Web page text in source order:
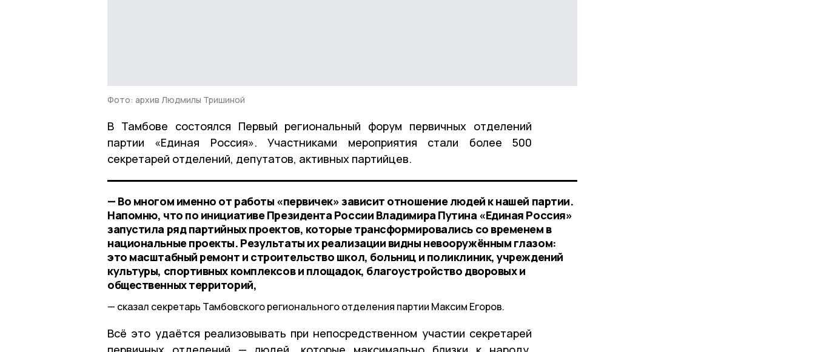
Фото: архив Людмилы Тришиной
В Тамбове состоялся Первый региональный форум первичных отделений
партии «Единая Россия». Участниками мероприятия стали более 500
секретарей отделений, депутатов, активных партийцев.
— Во многом именно от работы «первичек» зависит отношение людей к нашей партии.
Напомню, что по инициативе Президента России Владимира Путина «Единая Россия»
запустила ряд партийных проектов, которые трансформировались со временем в
национальные проекты. Результаты их реализации видны невооружённым глазом:
это масштабный ремонт и строительство школ, больниц и поликлиник, учреждений
культуры, спортивных комплексов и площадок, благоустройство дворовых и
общественных территорий,
сказал секретарь Тамбовского регионального отделения партии Максим Егоров.
Всё это удаётся реализовывать при непосредственном участии секретарей